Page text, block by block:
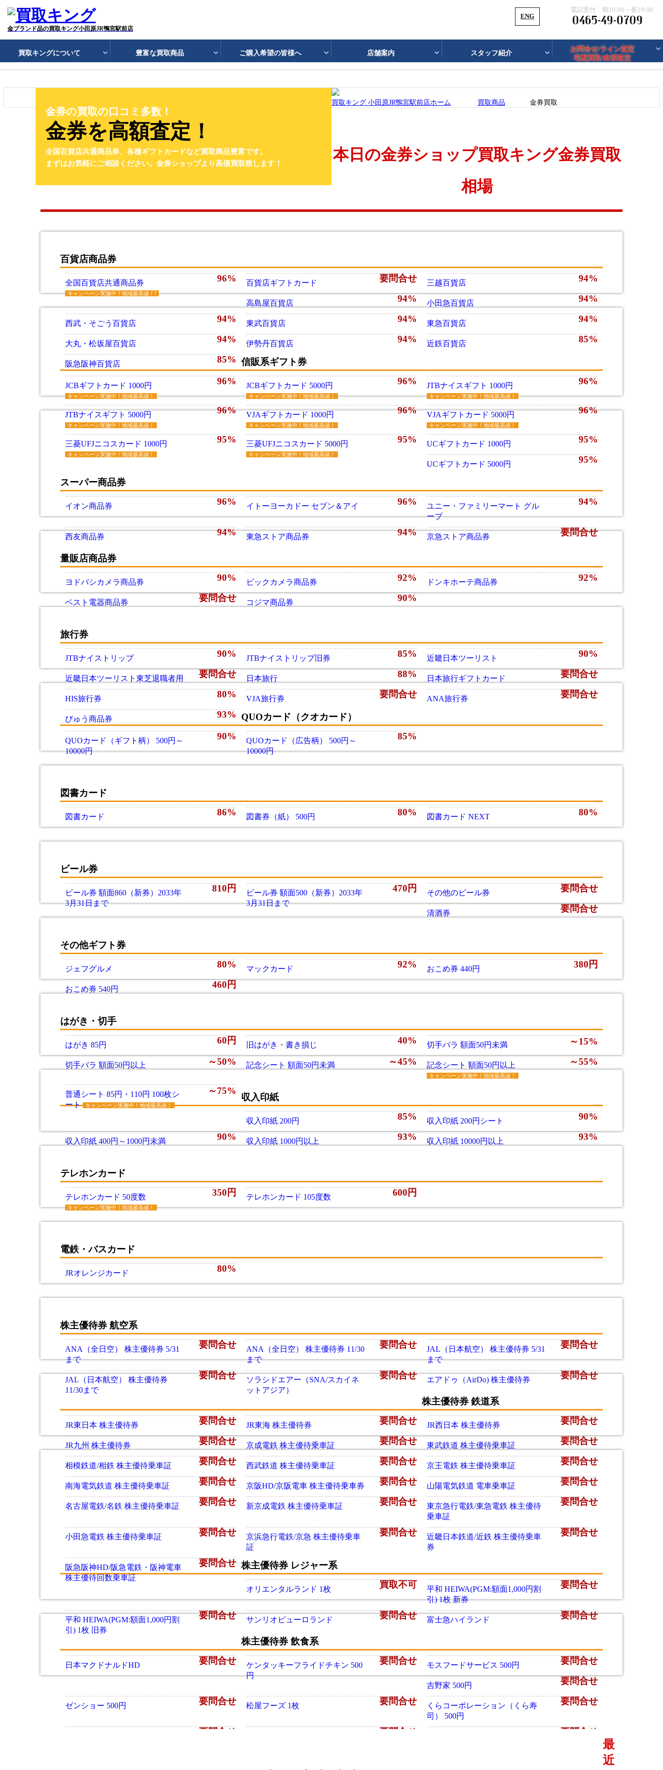
金ブランド品の買取キング小田原JR鴨宮駅前店
電話受付 朝10:00～夜19:00
0465-49-0709
ENG
買取キングについて
豊富な買取商品
買取商品
貴金属買取 金買取
ブランドジュエリー買取
ブランドアクセサリー買取
ゲーム機ソフト買取
電動工具買取
語学・学習教材買取
コレクターズアイテム・ソフビ人形 美術品・骨董品買取 釣具・アウトドア用品買取
ご購入希望の皆様へ
店舗案内
スタッフ紹介
お問合せ/ライン査定
宅配買取/出張査定
ライン査定はこちら
出張査定はこちら
金券の買取の口コミ多数！
金券を高額査定！
全国百貨店共通商品券、各種ギフトカードなど買取商品豊富です。
まずはお気軽にご相談ください。金券ショップより高価買取致します！
買取キング 小田原JR鴨宮駅前店ホーム 買取商品 金券買取
本日の金券ショップ買取キング金券買取
相場
百貨店商品券
全国百貨店共通商品券
キャンペーン実施中！地域最高値！!
96% 百貨店ギフトカード 要問合せ 三越百貨店 94%
高島屋百貨店 94% 小田急百貨店 94%
西武・そごう百貨店 94% 東武百貨店 94% 東急百貨店 94%
大丸・松坂屋百貨店 94% 伊勢丹百貨店 94% 近鉄百貨店 85%
阪急阪神百貨店 85% 信販系ギフト券
JCBギフトカード 1000円
キャンペーン実施中！地域最高値！
96% JCBギフトカード 5000円
キャンペーン実施中！地域最高値！
96% JTBナイスギフト 1000円
キャンペーン実施中！地域最高値！
96%
JTBナイスギフト 5000円
キャンペーン実施中！地域最高値！
96% VJAギフトカード 1000円
キャンペーン実施中！地域最高値！
96% VJAギフトカード 5000円
キャンペーン実施中！地域最高値！
96%
三菱UFJニコスカード 1000円
キャンペーン実施中！地域最高値！
95% 三菱UFJニコスカード 5000円
キャンペーン実施中！地域最高値！
95% UCギフトカード 1000円 95%
UCギフトカード 5000円 95%
スーパー商品券
イオン商品券 96% イトーヨーカドー セブン＆アイ 96%
ユニー・ファミリーマート グル
ープ
94%
西友商品券 94% 東急ストア商品券 94% 京急ストア商品券 要問合せ
量販店商品券
ヨドバシカメラ商品券 90% ビックカメラ商品券 92% ドンキホーテ商品券 92%
ベスト電器商品券 要問合せ コジマ商品券 90%
旅行券
JTBナイストリップ 90% JTBナイストリップ旧券 85% 近畿日本ツーリスト 90%
近畿日本ツーリスト東芝退職者用 要問合せ 日本旅行 88% 日本旅行ギフトカード 要問合せ
HIS旅行券 80% VJA旅行券 要問合せ ANA旅行券 要問合せ
びゅう商品券 93% QUOカード（クオカード）
QUOカード（ギフト柄） 500円～
10000円
90%
QUOカード（広告柄） 500円～
10000円
85%
図書カード
図書カード 86% 図書券（紙） 500円 80% 図書カード NEXT 80%
ビール券
ビール券 額面860（新券）2033年
3月31日まで
810円
ビール券 額面500（新券）2033年
3月31日まで
470円 その他のビール券 要問合せ
清酒券 要問合せ
その他ギフト券
ジェフグルメ 80% マックカード 92% おこめ券 440円 380円
おこめ券 540円 460円
はがき・切手
はがき 85円 60円 旧はがき・書き損じ 40% 切手バラ 額面50円未満 ～15%
切手バラ 額面50円以上 ～50% 記念シート 額面50円未満 ～45% 記念シート 額面50円以上
キャンペーン実施中！地域最高値！
～55%
普通シート 85円・110円 100枚シ
ート キャンペーン実施中！地域最高値！
～75%
収入印紙
収入印紙 200円 85% 収入印紙 200円シート 90%
収入印紙 400円～1000円未満 90% 収入印紙 1000円以上 93% 収入印紙 10000円以上 93%
テレホンカード
テレホンカード 50度数
キャンペーン実施中！地域最高値！
350円 テレホンカード 105度数 600円
電鉄・バスカード
JRオレンジカード 80%
株主優待券 航空系
ANA（全日空） 株主優待券 5/31
まで
要問合せ
ANA（全日空） 株主優待券 11/30
まで
要問合せ
JAL（日本航空） 株主優待券 5/31
まで
要問合せ
JAL（日本航空） 株主優待券
11/30まで
要問合せ
ソラシドエアー（SNA/スカイネ
ットアジア）
要問合せ エアドゥ（AirDo) 株主優待券 要問合せ
株主優待券 鉄道系
JR東日本 株主優待券 要問合せ JR東海 株主優待券 要問合せ JR西日本 株主優待券 要問合せ
JR九州 株主優待券 要問合せ 京成電鉄 株主優待乗車証 要問合せ 東武鉄道 株主優待乗車証 要問合せ
相模鉄道/相鉄 株主優待乗車証 要問合せ 西武鉄道 株主優待乗車証 要問合せ 京王電鉄 株主優待乗車証 要問合せ
南海電気鉄道 株主優待乗車証 要問合せ 京阪HD/京阪電車 株主優待乗車券 要問合せ 山陽電気鉄道 電車乗車証 要問合せ
名古屋電鉄/名鉄 株主優待乗車証 要問合せ 新京成電鉄 株主優待乗車証 要問合せ
東京急行電鉄/東急電鉄 株主優待
乗車証
要問合せ
小田急電鉄 株主優待乗車証 要問合せ
京浜急行電鉄/京急 株主優待乗車
証
要問合せ
近畿日本鉄道/近鉄 株主優待乗車
券
要問合せ
阪急阪神HD/阪急電鉄・阪神電車
株主優待回数乗車証
要問合せ 株主優待券 レジャー系
オリエンタルランド 1枚 買取不可
平和 HEIWA(PGM:額面1,000円割
引) 1枚 新券
要問合せ
平和 HEIWA(PGM:額面1,000円割
引) 1枚 旧券
要問合せ サンリオピューロランド 要問合せ 富士急ハイランド 要問合せ
株主優待券 飲食系
日本マクドナルドHD 要問合せ
ケンタッキーフライドチキン 500
円
要問合せ モスフードサービス 500円 要問合せ
吉野家 500円 要問合せ
ゼンショー 500円 要問合せ 松屋フーズ 1枚 要問合せ
くらコーポレーション（くら寿
司） 500円
要問合せ
要問合せ 要問合せ 要問合せ
最
近